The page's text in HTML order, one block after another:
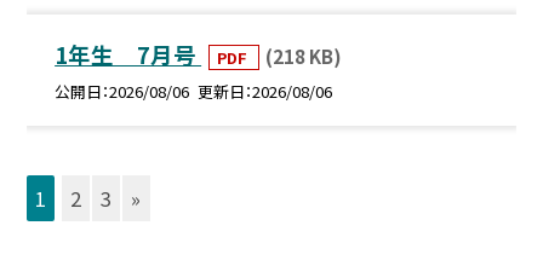
1年生 7月号 PDF (218 KB)
公開日 2026/08/06 更新日 2026/08/06
1 2 3 »